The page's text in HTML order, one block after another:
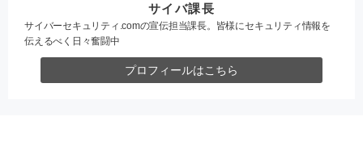
サイバ課長
サイバーセキュリティ.comの宣伝担当課長。皆様にセキュリティ情報を
伝えるべく日々奮闘中
プロフィールはこちら